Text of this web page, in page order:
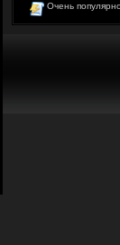
Очень